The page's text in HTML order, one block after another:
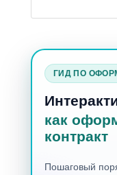
ГИД ПО
как
контракт
Пошаговый